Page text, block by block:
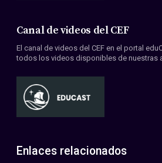
Canal de videos del CEF
El canal de videos del CEF en el portal
todos los videos disponibles de nuestras
Enlaces relacionados